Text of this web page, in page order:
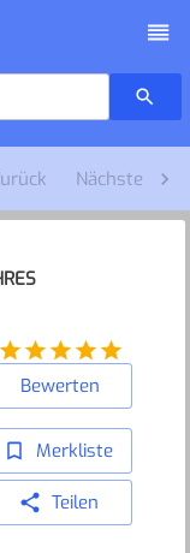
Nächste
Bewerten
Merkliste
Teilen